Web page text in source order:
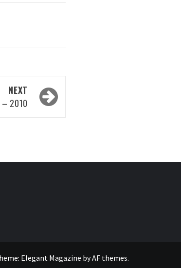
NEXT
– 2010
Elegant Magazine byAF themes.